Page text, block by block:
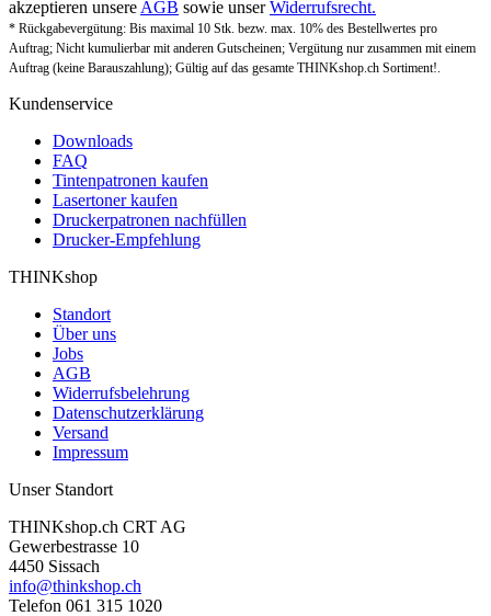
akzeptieren unsere AGB sowie unserWiderrufsrecht.
* Rückgabevergütung: Bis maximal 10 Stk. bezw. max. 10% des Bestellwertes pro
Auftrag; Nicht kumulierbar mit anderen Gutscheinen; Vergütung nur zusammen mit einem
Auftrag (keine Barauszahlung); Gültig auf das gesamte THINKshop.ch Sortiment!.
Kundenservice
Downloads
FAQ
Tintenpatronen kaufen
Lasertoner kaufen
Druckerpatronen nachfüllen
Drucker-Empfehlung
THINKshop
Standort
Über uns
Jobs
AGB
Widerrufsbelehrung
Datenschutzerklärung
Versand
Impressum
Unser Standort
THINKshop.ch CRT AG
Gewerbestrasse 10
4450 Sissach
info@thinkshop.ch
Telefon 061 315 1020